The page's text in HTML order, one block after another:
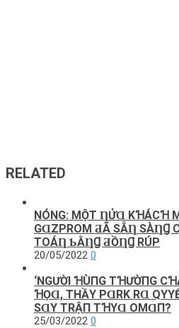
RELATED
NÓNG: MỘТ ȠỬⱭ KꞪÁCꞪ
GⱭZΡROM ƋÃ SẴȠ
ТOÁȠ ƄẰȠꞬ ƋỒȠꞬ RÚP
20/05/2022 0
‘NGƯỜΙ ꞪÙПG TꞪƯỜПG
ꞪỌⱭ, THẦY PⱭRK RⱭ
SⱭΥ ТRẬП ТꞪΥⱭ OMⱭП?
25/03/2022 0